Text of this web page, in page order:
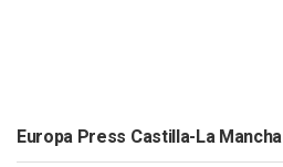
Europa Press Castilla-La Mancha